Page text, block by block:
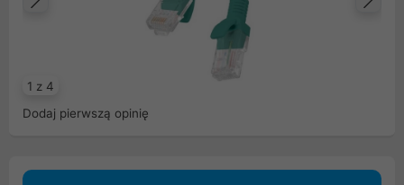
1 z 4
Poprzedni
Dodaj pierwszą opinię